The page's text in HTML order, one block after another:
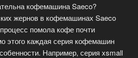
кофемашина Saeco?
жернов в кофемашинах Saeco
помола кофе почти
каждая серия кофемашин
Например, серия xsmall